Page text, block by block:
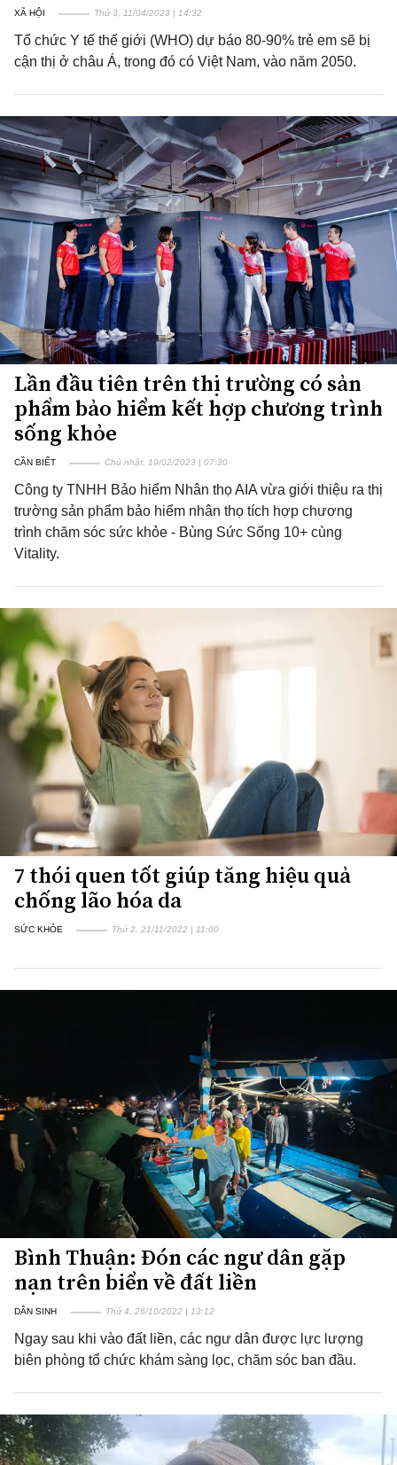
XÃ HỘI Thứ 3, 11/04/2023 | 14:32
Tổ chức Y tế thế giới (WHO) dự báo 80-90% trẻ em sẽ bị
cận thị ở châu Á, trong đó có Việt Nam, vào năm 2050.
Lần đầu tiên trên thị trường có sản
phẩm bảo hiểm kết hợp chương trình
sống khỏe
CẦN BIẾT Chủ nhật, 19/02/2023 | 07:30
Công ty TNHH Bảo hiểm Nhân thọ AIA vừa giới thiệu ra thị
trường sản phẩm bảo hiểm nhân thọ tích hợp chương
trình chăm sóc sức khỏe - Bùng Sức Sống 10+ cùng
Vitality.
7 thói quen tốt giúp tăng hiệu quả
chống lão hóa da
SỨC KHỎE Thứ 2, 21/11/2022 | 11:00
Bình Thuận: Đón các ngư dân gặp
nạn trên biển về đất liền
DÂN SINH Thứ 4, 26/10/2022 | 13:12
Ngay sau khi vào đất liền, các ngư dân được lực lượng
biên phòng tổ chức khám sàng lọc, chăm sóc ban đầu.